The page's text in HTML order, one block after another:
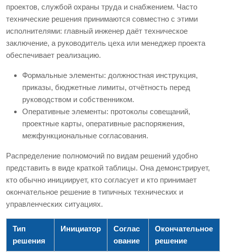
проектов, службой охраны труда и снабжением. Часто
технические решения принимаются совместно с этими
исполнителями: главный инженер даёт техническое
заключение, а руководитель цеха или менеджер проекта
обеспечивает реализацию.
Формальные элементы: должностная инструкция,
приказы, бюджетные лимиты, отчётность перед
руководством и собственником.
Оперативные элементы: протоколы совещаний,
проектные карты, оперативные распоряжения,
межфункциональные согласования.
Распределение полномочий по видам решений удобно
представить в виде краткой таблицы. Она демонстрирует,
кто обычно инициирует, кто согласует и кто принимает
окончательное решение в типичных технических и
управленческих ситуациях.
Тип
решения
Инициатор
Соглас
ование
Окончательное
решение